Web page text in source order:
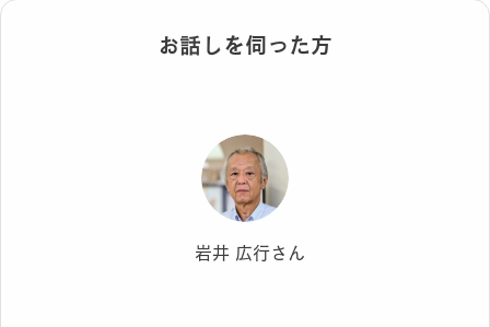
お話しを伺った方
岩井 広行さん